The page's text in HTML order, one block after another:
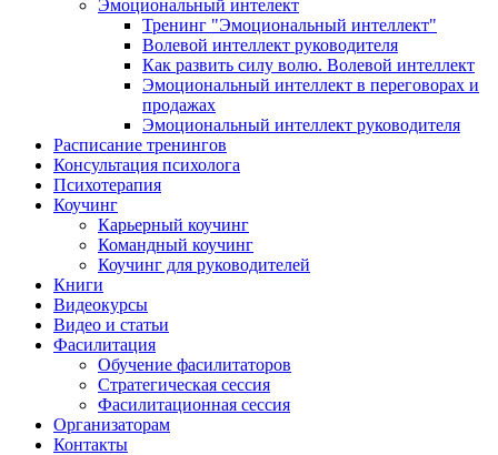
Эмоциональный интелект
Тренинг "Эмоциональный интеллект"
Волевой интеллект руководителя
Как развить силу волю. Волевой интеллект
Эмоциональный интеллект в переговорах и
продажах
Эмоциональный интеллект руководителя
Расписание тренингов
Консультация психолога
Психотерапия
Коучинг
Карьерный коучинг
Командный коучинг
Коучинг для руководителей
Книги
Видеокурсы
Видео и статьи
Фасилитация
Обучение фасилитаторов
Стратегическая сессия
Фасилитационная сессия
Организаторам
Контакты